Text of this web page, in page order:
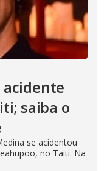
saiba o
se acidentou
no Taiti. Na